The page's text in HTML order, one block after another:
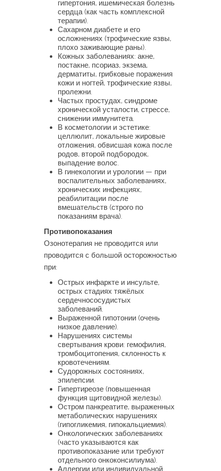
гипертония, ишемическая болезнь
сердца (как часть комплексной
терапии).
Сахарном диабете и его
осложнениях (трофические язвы,
плохо заживающие раны).
Кожных заболеваниях: акне,
постакне, псориаз, экзема,
дерматиты, грибковые поражения
кожи и ногтей, трофические язвы,
пролежни.
Частых простудах, синдроме
хронической усталости, стрессе,
снижении иммунитета.
В косметологии и эстетике:
целлюлит, локальные жировые
отложения, обвисшая кожа после
родов, второй подбородок,
выпадение волос.
В гинекологии и урологии — при
воспалительных заболеваниях,
хронических инфекциях,
реабилитации после
вмешательств (строго по
показаниям врача).
Противопоказания
Озонотерапия не проводится или
проводится с большой осторожностью
при:
Острых инфаркте и инсульте,
острых стадиях тяжёлых
сердечнососудистых
заболеваний.
Выраженной гипотонии (очень
низкое давление).
Нарушениях системы
свертывания крови: гемофилия,
тромбоцитопения, склонность к
кровотечениям.
Судорожных состояниях,
эпилепсии.
Гипертиреозе (повышенная
функция щитовидной железы).
Остром панкреатите, выраженных
метаболических нарушениях
(гипогликемия, гипокальциемия).
Онкологических заболеваниях
(часто указываются как
противопоказание или требуют
отдельного онкоконсилиума).